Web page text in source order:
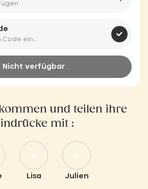
Nicht verfügbar
und teilen ihre
mit :
Lisa Julien